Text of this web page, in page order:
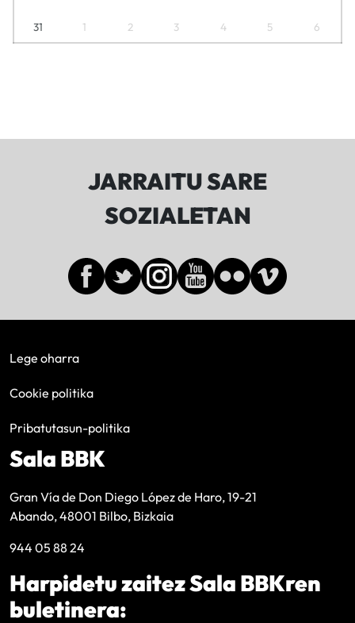
31 1 2 3 4 5 6
JARRAITU SARE
SOZIALETAN
Lege oharra
Cookie politika
Pribatutasun-politika
Sala BBK
Gran Vía de Don Diego López de Haro, 19-21
Abando, 48001 Bilbo, Bizkaia
944 05 88 24
Harpidetu zaitez Sala BBKren
buletinera: